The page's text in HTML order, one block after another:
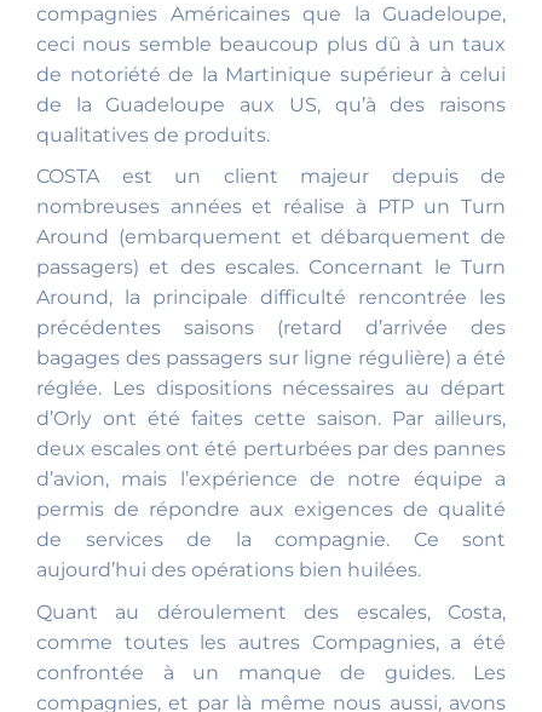
compagnies Américaines que la Guadeloupe,
ceci nous semble beaucoup plus dû à un taux
de notoriété de la Martinique supérieur à celui
de la Guadeloupe aux US, qu’à des raisons
qualitatives de produits.
COSTA est un client majeur depuis de
nombreuses années et réalise à PTP un Turn
Around (embarquement et débarquement de
passagers) et des escales. Concernant le Turn
Around, la principale difficulté rencontrée les
précédentes saisons (retard d’arrivée des
bagages des passagers sur ligne régulière) a été
réglée. Les dispositions nécessaires au départ
d’Orly ont été faites cette saison. Par ailleurs,
deux escales ont été perturbées par des pannes
d’avion, mais l’expérience de notre équipe a
permis de répondre aux exigences de qualité
de services de la compagnie. Ce sont
aujourd’hui des opérations bien huilées.
Quant au déroulement des escales, Costa,
comme toutes les autres Compagnies, a été
confrontée à un manque de guides. Les
compagnies, et par là même nous aussi, avons